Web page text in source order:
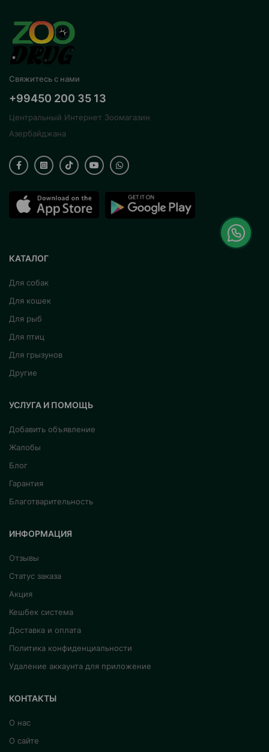
Свяжитесь с нами
+99450 200 35 13
Центральный Интернет Зоомагазин
Азербайджана
КАТАЛОГ
Для собак
Для кошек
Для рыб
Для птиц
Для грызунов
Другие
УСЛУГА И ПОМОЩЬ
Добавить объявление
Жалобы
Блог
Гарантия
Благотварительность
ИНФОРМАЦИЯ
Отзывы
Статус заказа
Акция
Кешбек система
Доставка и оплата
Политика конфиденциальности
Удаление аккаунта для приложение
КОНТАКТЫ
О нас
О сайте